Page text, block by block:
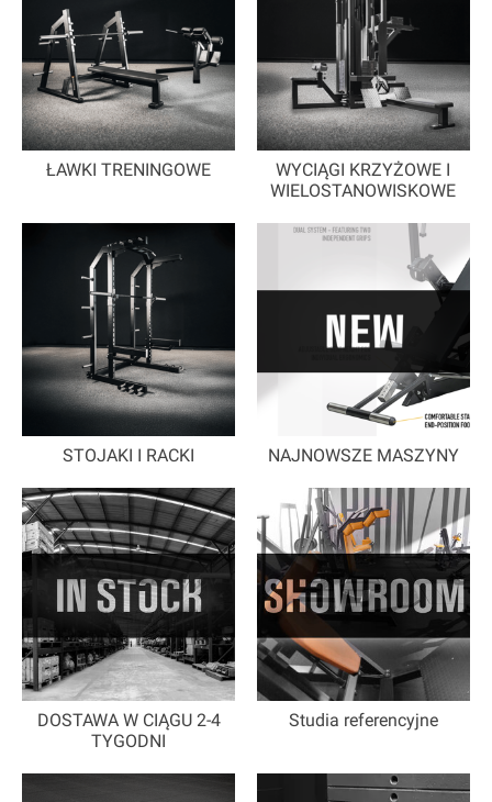
ŁAWKI TRENINGOWE
WYCIĄGI KRZYŻOWE I
WIELOSTANOWISKOWE
STOJAKI I RACKI NAJNOWSZE MASZYNY
DOSTAWA W CIĄGU 2-4
TYGODNI
Studia referencyjne